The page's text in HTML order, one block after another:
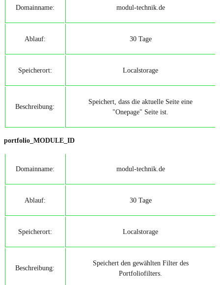
Domainname: modul-technik.de
Ablauf: 30 Tage
Speicherort: Localstorage
Beschreibung:
Speichert, dass die aktuelle Seite eine
"Onepage" Seite ist.
portfolio_MODULE_ID
Domainname: modul-technik.de
Ablauf: 30 Tage
Speicherort: Localstorage
Beschreibung:
Speichert den gewählten Filter des
Portfoliofilters.